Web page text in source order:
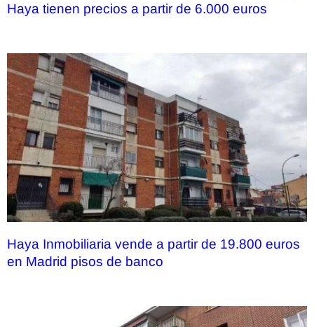
Haya tienen precios a partir de 6.000 euros
Haya Inmobiliaria vende a partir de 19.800 euros
en Madrid pisos de banco